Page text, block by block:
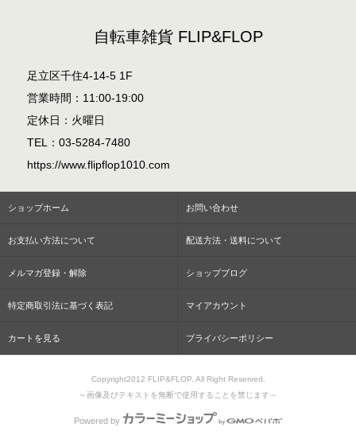
自転車雑貨 FLIP&FLOP
足立区千住4-14-5 1F
営業時間：11:00-19:00
定休日：火曜日
TEL：03-5284-7480
https://www.flipflop1010.com
ショップホーム お問い合わせ
お支払い方法について 配送方法・送料について
メルマガ登録・解除 ショップブログ
特定商取引法に基づく表記 マイアカウント
カートを見る プライバシーポリシー
Copyright2012 FLIP&FLOP. All Right Reserved.
～画像及びテキストを無断で使用することを禁じます～
Powered by